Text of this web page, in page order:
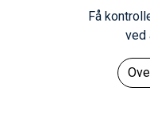
Få
ved